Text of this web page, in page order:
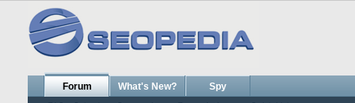
Forum What's New? Spy